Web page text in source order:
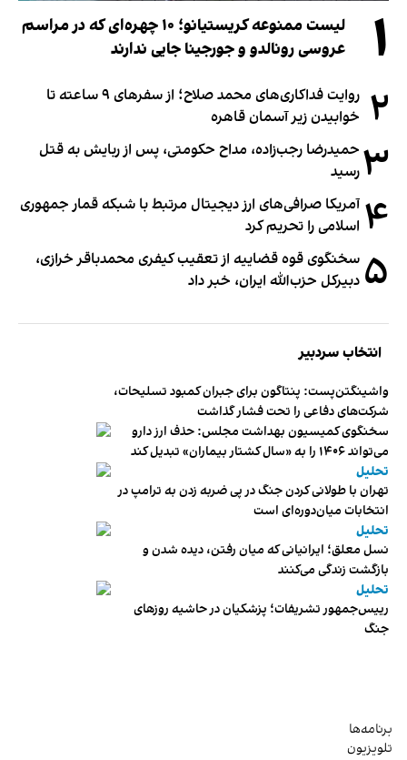
۱
لیست ممنوعه کریستیانو؛ ۱۰ چهره‌ای که در مراسم
عروسی رونالدو و جورجینا جایی ندارند
۲
روایت فداکاری‌های محمد صلاح؛ از سفرهای ۹ ساعته تا
خوابیدن زیر آسمان قاهره
۳ حمیدرضا رجب‌زاده، مداح حکومتی، پس از ربایش به قتل
رسید
۴ آمریکا صرافی‌های ارز دیجیتال مرتبط با شبکه قمار جمهوری
اسلامی را تحریم کرد
۵ سخنگوی قوه قضاییه از تعقیب کیفری محمدباقر خرازی،
دبیر‌کل حزب‌الله ایران، خبر داد
انتخاب سردبیر
واشینگتن‌پست: پنتاگون برای جبران کمبود تسلیحات،
شرکت‌های دفاعی را تحت فشار گذاشت
سخنگوی کمیسیون بهداشت مجلس: حذف ارز دارو
می‌تواند ۱۴۰۶ را به «سال کشتار بیماران» تبدیل کند
تحلیل
تهران با طولانی کردن جنگ در پی ضربه زدن به ترامپ در
انتخابات میان‌دوره‌ای است
تحلیل
نسل معلق؛ ایرانیانی که میان رفتن، دیده شدن و
بازگشت زندگی می‌کنند
تحلیل
رییس‌جمهور تشریفات؛ پزشکیان در حاشیه روزهای
جنگ
برنامه‌ها
تلویزیون